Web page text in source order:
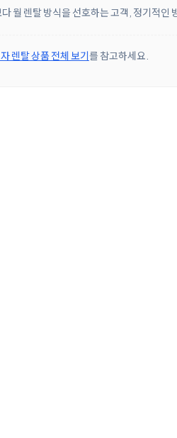
월 렌탈 방식을 선호하는 고객, 정기적인
렌탈 상품 전체 보기를 참고하세요.